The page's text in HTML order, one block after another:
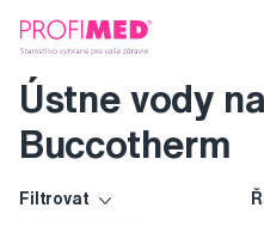
Ústne vody
Buccotherm
Filtrovat